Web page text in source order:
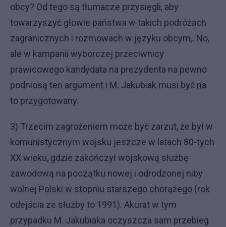
obcy? Od tego są tłumacze przysięgli, aby
towarzyszyć głowie państwa w takich podróżach
zagranicznych i rozmowach w języku obcym,. No,
ale w kampanii wyborczej przeciwnicy
prawicowego kandydata na prezydenta na pewno
podniosą ten argument i M. Jakubiak musi być na
to przygotowany.
3) Trzecim zagrożeniem może być zarzut, że był w
komunistycznym wojsku jeszcze w latach 80-tych
XX wieku, gdzie zakończył wojskową służbę
zawodową na początku nowej i odrodzonej niby
wolnej Polski w stopniu starszego chorążego (rok
odejścia ze służby to 1991). Akurat w tym
przypadku M. Jakubiaka oczyszcza sam przebieg